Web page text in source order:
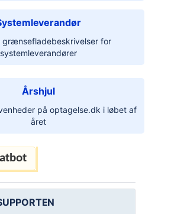
grænsefladebeskrivelser for
systemleverandører
Årshjul
på optagelse.dk i løbet af
året